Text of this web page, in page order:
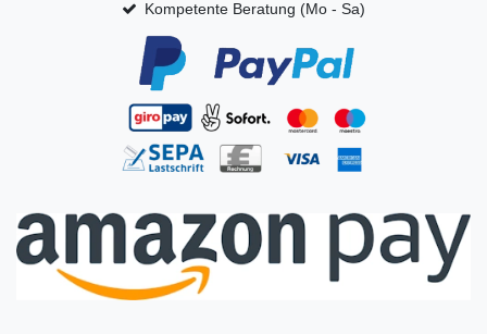
Kompetente Beratung (Mo - Sa)